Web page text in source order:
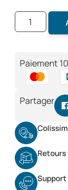
Paiement
Partager
Retours
Support